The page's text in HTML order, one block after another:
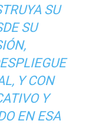
SU
SU
Y CON
Y
EN ESA